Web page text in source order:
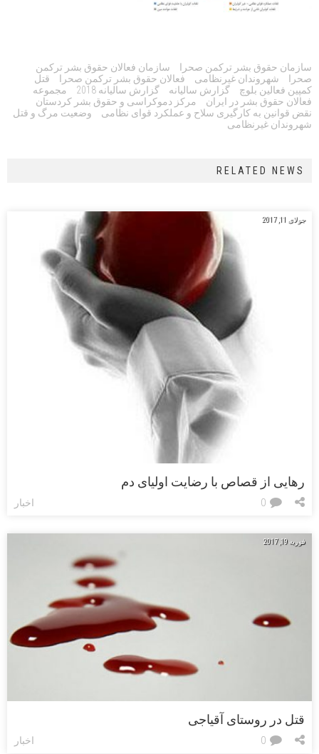
Tags:
سازمان حقوق بشر ترکمن صحرا
سازمان فعالان حقوق بشر ترکمن
صحرا
شهروندان غیرنظامی فعالان حقوق بشر ترکمن صحرا
قتل
کمپین فعالین بلوچ
گزارش سالیانه گزارش سالیانه 2018
مجموعه
فعالان حقوق بشر در ایران
مرکز دموکراسی و حقوق بشر کردستان
نقض قوانین به کارگیری سلاح و عملکرد قوای نظامی
وضعیت مرگ و قتل
شهروندان غیرنظامی
RELATED NEWS
جولای 11, 2017
رهایی از قصاص با رضایت اولیای دم
اخبار 0
فوریه 19, 2017
قتل در روستای آقیاجی
اخبار 0